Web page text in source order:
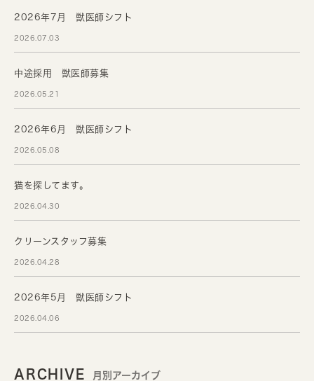
2026年7月 獣医師シフト
2026.07.03
中途採用 獣医師募集
2026.05.21
2026年6月 獣医師シフト
2026.05.08
猫を探してます。
2026.04.30
クリーンスタッフ募集
2026.04.28
2026年5月 獣医師シフト
2026.04.06
ARCHIVE 月別アーカイブ